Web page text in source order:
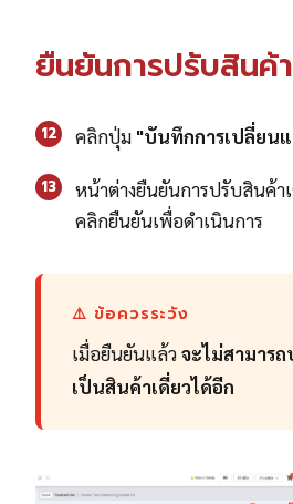
ยืนยันการปรับสินค้
12 คลิกปุ่ม "บันทึกการเปลี่ยน
13
หน้าต่างยืนยันการปรับสินค้
คลิกยืนยันเพื่อดำเนินการ
⚠️ ข้อควรระวัง
เมื่อยืนยันแล้วจะไม่สามาร
เป็นสินค้าเดี่ยวได้อีก